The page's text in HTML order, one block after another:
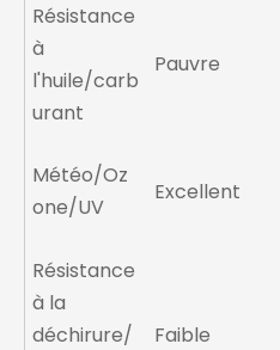
Résistance
à
l'huile/carb
urant
Pauvre
Météo/Oz
one/UV
Excellent
Résistance
à la
déchirure/
Faible